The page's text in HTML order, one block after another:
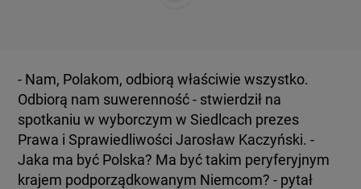
- Nam, Polakom, odbiorą właściwie wszystko.
Odbiorą nam suwerenność - stwierdził na
spotkaniu w wyborczym w Siedlcach prezes
Prawa i Sprawiedliwości Jarosław Kaczyński. -
Jaka ma być Polska? Ma być takim peryferyjnym
krajem podporządkowanym Niemcom? - pytał